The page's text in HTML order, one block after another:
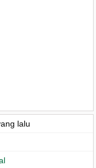
lalu